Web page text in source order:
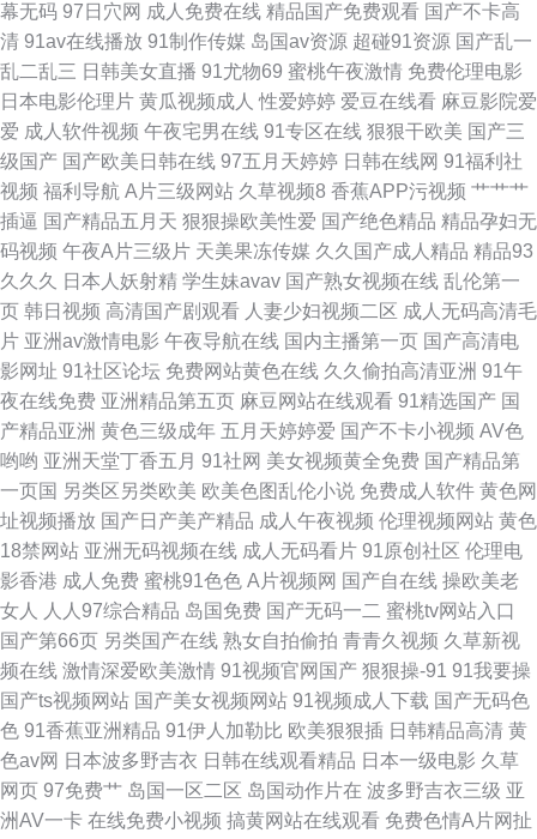
文字幕 传媒导航在线 91看片淫黄 av先锋资源网 AV免费在线观看 色情久久
视频网 超碰在线进入91 亚洲精品无码二区三区 肏屄AB 青草大香蕉 九色自
拍网 www尤物 婷婷五月深深爱 精品国产自 91豆花永久网站在线观看 美日
综合网 91蜜桃播 免费在线观看色色网站 97资源共享 肏屄视频在线高清播放
91老司机精品视频 欧美国产欧美亚洲国产 91看黄淫大片 阿片综合网 欧美孕
妇日P视频 91最新视频在线观看 天堂色豆花33 91在线视频免费播放 91精彩
对白在线观看 男人的天堂成人网站 91人妖在线看 欧美日韩成人精品综合 99
福利导航在线观看 91视频在线观看免费观看 伊人在线6 黄色苍库 黑料AV网
站在线观看 性生活理論永久免費 超碰免费人人妻 性交美女 欧美成久久 91青
草娱乐 日本女人国产久久 91制片探花 日本综合色网
幕无码 97日穴网 成人免费在线 精品国产免费观看 国产不卡高
清 91av在线播放 91制作传媒 岛国av资源 超碰91资源 国产乱一
乱二乱三 日韩美女直播 91尤物69 蜜桃午夜激情 免费伦理电影
日本电影伦理片 黄瓜视频成人 性爱婷婷 爱豆在线看 麻豆影院爱
爱 成人软件视频 午夜宅男在线 91专区在线 狠狠干欧美 国产三
级国产 国产欧美日韩在线 97五月天婷婷 日韩在线网 91福利社
视频 福利导航 A片三级网站 久草视频8 香蕉APP污视频 艹艹艹
插逼 国产精品五月天 狠狠操欧美性爱 国产绝色精品 精品孕妇无
码视频 午夜A片三级片 天美果冻传媒 久久国产成人精品 精品93
久久久
日本人妖射精 学生妹avav 国产熟女视频在线 乱伦第一
页 韩日视频 高清国产剧观看 人妻少妇视频二区 成人无码高清毛
片 亚洲av激情电影 午夜导航在线 国内主播第一页 国产高清电
影网址 91社区论坛 免费网站黄色在线 久久偷拍高清亚洲 91午
夜在线免费 亚洲精品第五页 麻豆网站在线观看 91精选国产 国
产精品亚洲 黄色三级成年 五月天婷婷爱 国产不卡小视频 AV色
哟哟 亚洲天堂丁香五月 91社网 美女视频黄全免费 国产精品第
一页国 另类区另类欧美 欧美色图乱伦小说 免费成人软件 黄色网
址视频播放 国产日产美产精品 成人午夜视频 伦理视频网站 黄色
18禁网站 亚洲无码视频在线 成人无码看片 91原创社区 伦理电
影香港 成人免费 蜜桃91色色 A片视频网 国产自在线 操欧美老
女人
人人97综合精品 岛国免费 国产无码一二 蜜桃tv网站入口
国产第66页 另类国产在线 熟女自拍偷拍 青青久视频 久草新视
频在线 激情深爱欧美激情 91视频官网国产 狠狠操-91 91我要操
国产ts视频网站 国产美女视频网站 91视频成人下载 国产无码色
色 91香蕉亚洲精品 91伊人加勒比 欧美狠狠插 日韩精品高清 黄
色av网 日本波多野吉衣 日韩在线观看精品 日本一级电影 久草
网页 97免费艹 岛国一区二区 岛国动作片在 波多野吉衣三级 亚
洲AV一卡 在线免费小视频 搞黄网站在线观看 免费色情A片网扯